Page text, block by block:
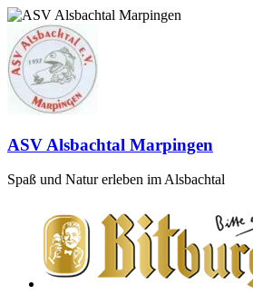
Zum
Inhalt
springen
ASV Alsbachtal Marpingen
Spaß und Natur erleben im Alsbachtal